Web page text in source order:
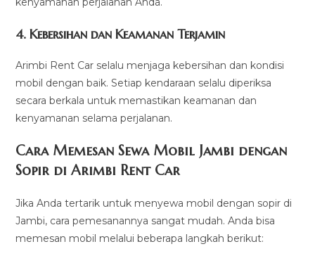
4. Kebersihan dan Keamanan Terjamin
Arimbi Rent Car selalu menjaga kebersihan dan kondisi
mobil dengan baik. Setiap kendaraan selalu diperiksa
secara berkala untuk memastikan keamanan dan
kenyamanan selama perjalanan.
Cara Memesan Sewa Mobil Jambi dengan
Sopir di Arimbi Rent Car
Jika Anda tertarik untuk menyewa mobil dengan sopir di
Jambi, cara pemesanannya sangat mudah. Anda bisa
memesan mobil melalui beberapa langkah berikut: